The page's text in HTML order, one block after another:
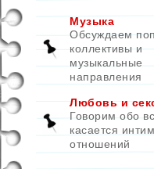
Музыка
Обсуждаем
коллективы и
музыкальные
направления
Любовь и
Говорим обо
касается
отношений